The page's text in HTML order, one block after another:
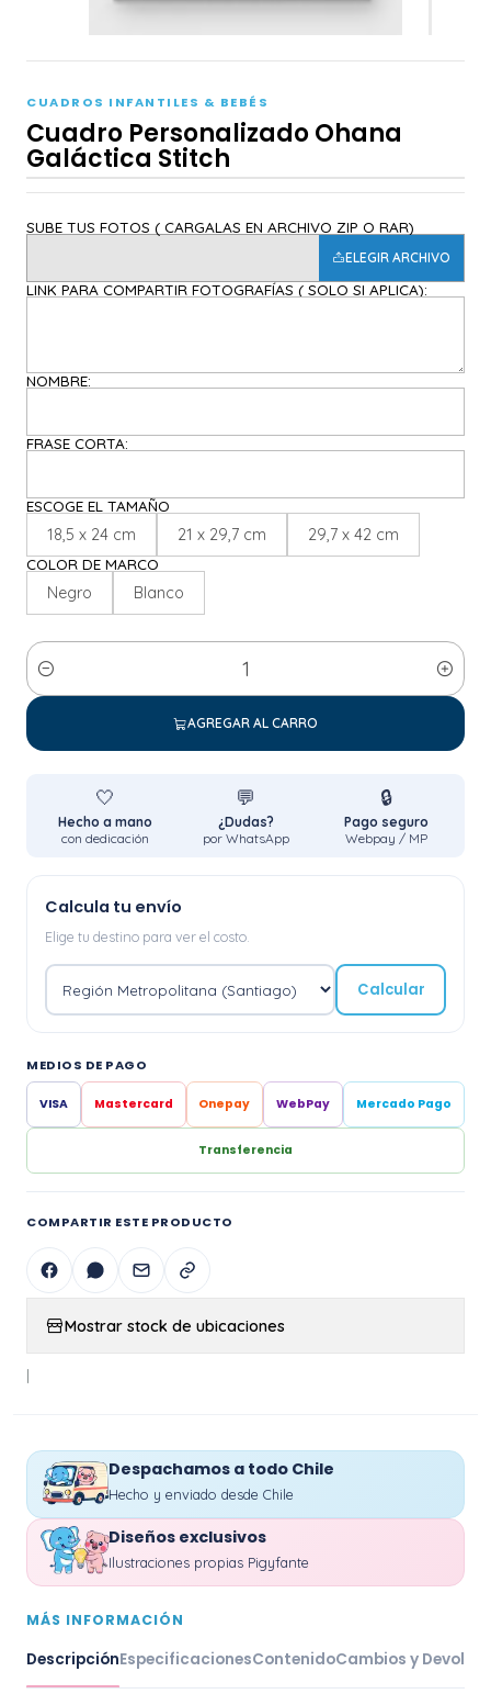
CUADROS INFANTILES & BEBÉS
Cuadro Personalizado Ohana
Galáctica Stitch
SUBE TUS FOTOS ( CARGALAS EN ARCHIVO ZIP O RAR)
ELEGIR ARCHIVO
LINK PARA COMPARTIR FOTOGRAFÍAS ( SOLO SI APLICA):
NOMBRE:
FRASE CORTA:
ESCOGE EL TAMAÑO
18,5 x 24 cm 21 x 29,7 cm 29,7 x 42 cm
COLOR DE MARCO
Negro Blanco
Cantidad
AGREGAR AL CARRO
🤍
Hecho a mano
con dedicación
💬
¿Dudas?
por WhatsApp
🔒
Pago seguro
Webpay / MP
Calcula tu envío
Elige tu destino para ver el costo.
Calcular
MEDIOS DE PAGO
VISA Mastercard Onepay WebPay Mercado Pago
Transferencia
COMPARTIR ESTE PRODUCTO
Mostrar stock de ubicaciones
|
Despachamos a todo Chile
Hecho y enviado desde Chile
Diseños exclusivos
Ilustraciones propias Pigyfante
MÁS INFORMACIÓN
DescripciónEspecificacionesContenidoCambios y